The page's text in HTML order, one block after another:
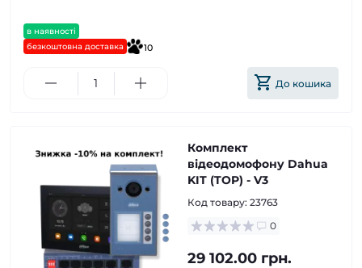
в наявності
безкоштовна доставка
10
До кошика
Комплект
відеодомофону Dahua
KIT (TOP) - V3
Код товару: 23763
0
29 102.00 грн.